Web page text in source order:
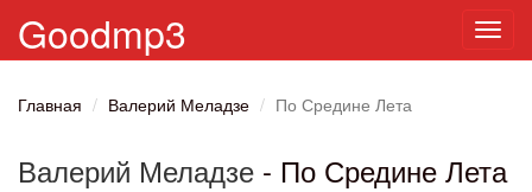
Goodmp3
Главная Валерий Меладзе По Средине Лета
Валерий Меладзе - По Средине Лета